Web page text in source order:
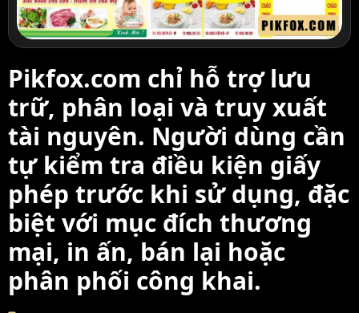
Pikfox.com chỉ hỗ trợ lưu
trữ, phân loại và truy xuất
tài nguyên. Người dùng cần
tự kiểm tra điều kiện giấy
phép trước khi sử dụng, đặc
biệt với mục đích thương
mại, in ấn, bán lại hoặc
phân phối công khai.